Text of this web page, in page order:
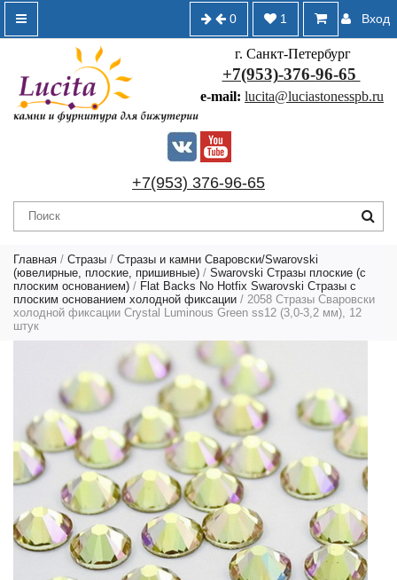
Вход
1
0
г. Санкт-Петербург
+7(953)-376-96-65
e-mail: lucita@luciastonesspb.ru
+7(953) 376-96-65
Главная / Стразы / Стразы и камни Сваровски/Swarovski
(ювелирные, плоские, пришивные) / Swarovski Стразы плоские (с
плоским основанием) / Flat Backs No Hotfix Swarovski Стразы с
плоским основанием холодной фиксации / 2058 Стразы Сваровски
холодной фиксации Crystal Luminous Green ss12 (3,0-3,2 мм), 12
штук